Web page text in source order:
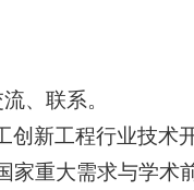
、联系。
创新工程行业技术
家重大需求与学